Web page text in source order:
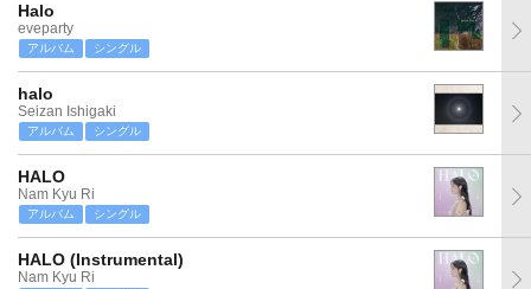
Halo
eveparty
アルバム シングル
halo
Seizan Ishigaki
アルバム シングル
HALO
Nam Kyu Ri
アルバム シングル
HALO (Instrumental)
Nam Kyu Ri